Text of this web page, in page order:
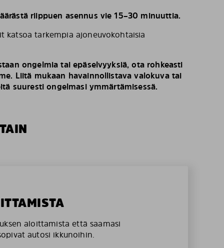
riippuen asennus vie 15–30 minuuttia.
katsoa tarkempia ajoneuvokohtaisia
ongelmia tai epäselvyyksiä, ota rohkeasti
Liitä mukaan havainnollistava valokuva tai
suuresti ongelmasi ymmärtämisessä.
aloittamista että saamasi
autosi ikkunoihin.